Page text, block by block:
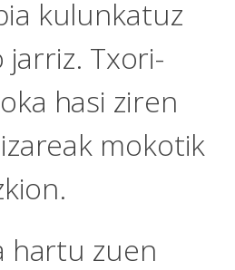
kulunkatuz
jarriz. Txori-
hasi ziren
mokotik
hartu zuen